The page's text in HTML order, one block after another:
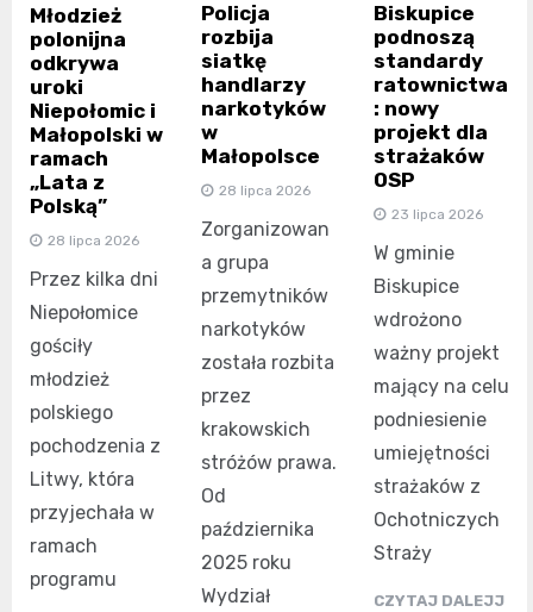
Młodzież
polonijna
odkrywa
uroki
Niepołomic i
Małopolski w
ramach
„Lata z
Polską”
28 lipca 2026
Przez kilka dni
Niepołomice
gościły
młodzież
polskiego
pochodzenia z
Litwy, która
przyjechała w
ramach
programu
Policja
rozbija
siatkę
handlarzy
narkotyków
w
Małopolsce
28 lipca 2026
Zorganizowan
a grupa
przemytników
narkotyków
została rozbita
przez
krakowskich
stróżów prawa.
Od
października
2025 roku
Wydział
Biskupice
podnoszą
standardy
ratownictwa
: nowy
projekt dla
strażaków
OSP
23 lipca 2026
W gminie
Biskupice
wdrożono
ważny projekt
mający na celu
podniesienie
umiejętności
strażaków z
Ochotniczych
Straży
CZYTAJ DALEJJ